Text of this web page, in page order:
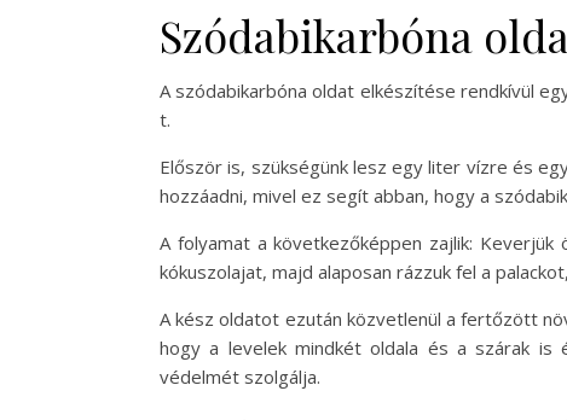
Szódabikarbóna
A szódabikarbóna oldat elkészítése rendkívül
t.
Először is, szükségünk lesz egy liter vízre és
hozzáadni, mivel ez segít abban, hogy a
A folyamat a következőképpen zajlik:
kókuszolajat, majd alaposan rázzuk fel a
A kész oldatot ezután közvetlenül a fertőzött
hogy a levelek mindkét oldala és a szárak is
védelmét szolgálja.